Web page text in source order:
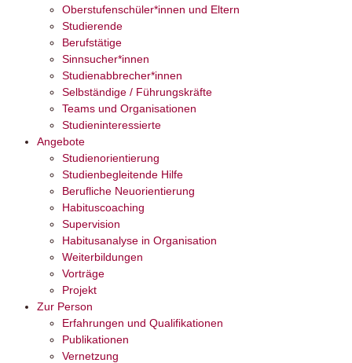
Oberstufenschüler*innen und Eltern
Studierende
Berufstätige
Sinnsucher*innen
Studienabbrecher*innen
Selbständige / Führungskräfte
Teams und Organisationen
Studieninteressierte
Angebote
Studienorientierung
Studienbegleitende Hilfe
Berufliche Neuorientierung
Habituscoaching
Supervision
Habitusanalyse in Organisation
Weiterbildungen
Vorträge
Projekt
Zur Person
Erfahrungen und Qualifikationen
Publikationen
Vernetzung